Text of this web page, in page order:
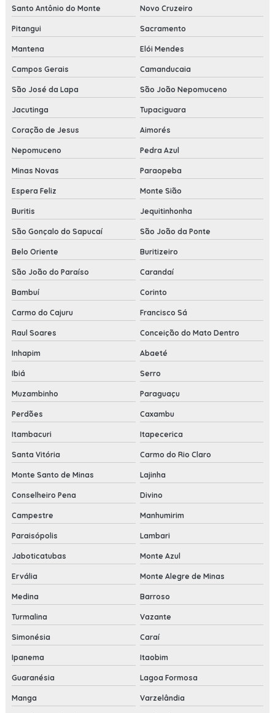
Santo Antônio do Monte Novo Cruzeiro
Pitangui Sacramento
Mantena Elói Mendes
Campos Gerais Camanducaia
São José da Lapa São João Nepomuceno
Jacutinga Tupaciguara
Coração de Jesus Aimorés
Nepomuceno Pedra Azul
Minas Novas Paraopeba
Espera Feliz Monte Sião
Buritis Jequitinhonha
São Gonçalo do Sapucaí São João da Ponte
Belo Oriente Buritizeiro
São João do Paraíso Carandaí
Bambuí Corinto
Carmo do Cajuru Francisco Sá
Raul Soares Conceição do Mato Dentro
Inhapim Abaeté
Ibiá Serro
Muzambinho Paraguaçu
Perdões Caxambu
Itambacuri Itapecerica
Santa Vitória Carmo do Rio Claro
Monte Santo de Minas Lajinha
Conselheiro Pena Divino
Campestre Manhumirim
Paraisópolis Lambari
Jaboticatubas Monte Azul
Ervália Monte Alegre de Minas
Medina Barroso
Turmalina Vazante
Simonésia Caraí
Ipanema Itaobim
Guaranésia Lagoa Formosa
Manga Varzelândia